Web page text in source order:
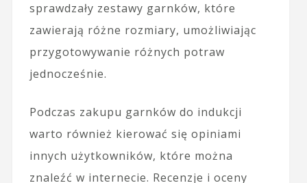
sprawdzały zestawy garnków, które
zawierają różne rozmiary, umożliwiając
przygotowywanie różnych potraw
jednocześnie.
Podczas zakupu garnków do indukcji
warto również kierować się opiniami
innych użytkowników, które można
znaleźć w internecie. Recenzje i oceny